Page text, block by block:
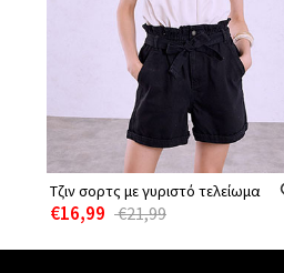
Τζιν σορτς με γυριστό τελείωμα
€16,99 €21,99